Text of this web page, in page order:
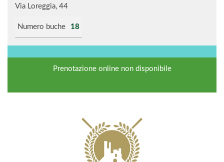
Via Loreggia, 44
Numero buche 18
Prenotazione online non disponibile